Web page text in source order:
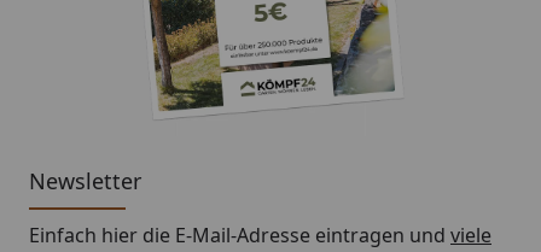
Newsletter
Einfach hier die E-Mail-Adresse eintragen und viele